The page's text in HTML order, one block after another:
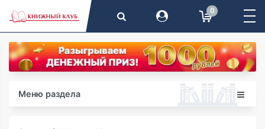
0
Меню раздела